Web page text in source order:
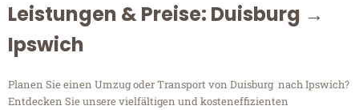
Leistungen & Preise: Duisburg →
Ipswich
Planen Sie einen Umzug oder Transport von Duisburg nach Ipswich?
Entdecken Sie unsere vielfältigen und kosteneffizienten